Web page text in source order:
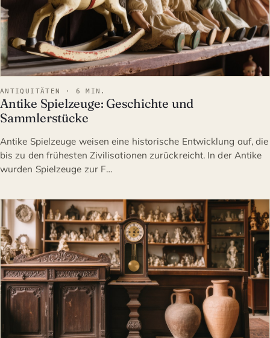
ANTIQUITÄTEN · 6 MIN.
Antike Spielzeuge: Geschichte und
Sammlerstücke
Antike Spielzeuge weisen eine historische Entwicklung auf, die
bis zu den frühesten Zivilisationen zurückreicht. In der Antike
wurden Spielzeuge zur F…
ANTIQUITÄTEN